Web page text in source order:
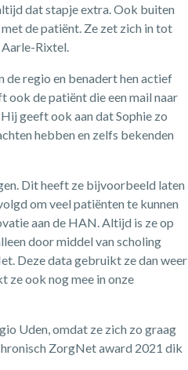
dat stapje extra. Ook buiten
de patiënt. Ze zet zich in tot
Rixtel.
de regio en benadert hen actief
ook de patiënt die een mail naar
geeft ook aan dat Sophie zo
hebben en zelfs bekenden
Dit heeft ze bijvoorbeeld laten
om veel patiënten te kunnen
aan de HAN. Altijd is ze op
door middel van scholing
Deze data gebruikt ze dan weer
ze ook nog mee in onze
Uden, omdat ze zich zo graag
ZorgNet award 2021 dik